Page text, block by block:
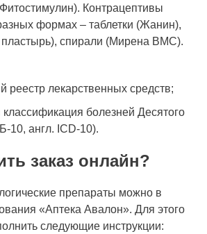
Контрацептивы
формах – таблетки (Жанин),
спирали (Мирена ВМС).
реестр лекарственных средств;
болезней Десятого
10, англ. ICD-10).
заказ онлайн?
препараты можно в
«Аптека Авалон». Для этого
следующие инструкции: